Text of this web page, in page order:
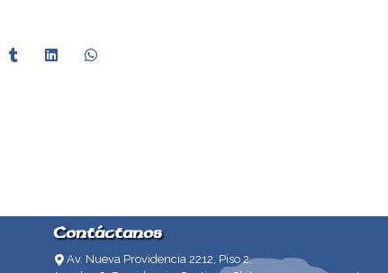
Contáctanos
Av. Nueva Providencia 2212, Piso 2,